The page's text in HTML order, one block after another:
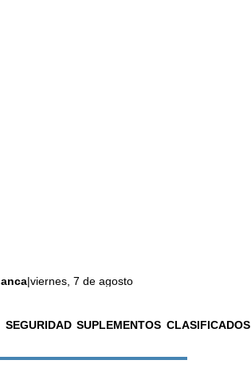
|viernes, 7 de agosto
SEGURIDAD SUPLEMENTOS CLASIFICADOS